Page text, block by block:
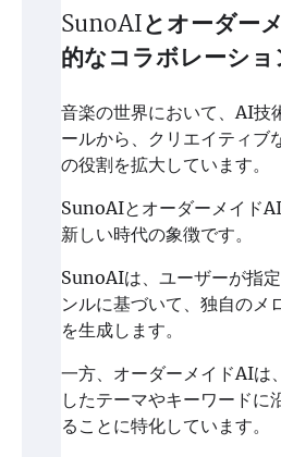
SunoAIとオーダー
的なコラボレーショ
音楽の世界において、AI技
ールから、クリエイティブ
の役割を拡大しています。
SunoAIとオーダーメイド
新しい時代の象徴です。
SunoAIは、ユーザーが指
ンルに基づいて、独自のメ
を生成します。
一方、オーダーメイドAIは
したテーマやキーワードに
ることに特化しています。